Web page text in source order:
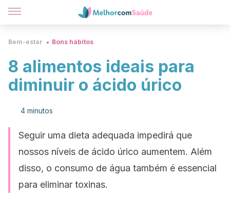
Bem-estar Bons hábitos
8 alimentos ideais para
diminuir o ácido úrico
4 minutos
Seguir uma dieta adequada impedirá que
nossos níveis de ácido úrico aumentem. Além
disso, o consumo de água também é essencial
para eliminar toxinas.